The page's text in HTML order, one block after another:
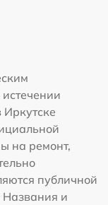
на ремонт,
публичной
Названия и